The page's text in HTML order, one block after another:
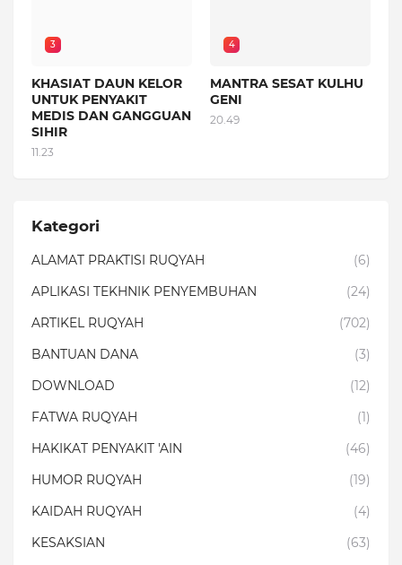
3
KHASIAT DAUN KELOR
UNTUK PENYAKIT
MEDIS DAN GANGGUAN
SIHIR
11.23
4
MANTRA SESAT KULHU
GENI
20.49
Kategori
ALAMAT PRAKTISI RUQYAH
(6)
APLIKASI TEKHNIK PENYEMBUHAN
(24)
ARTIKEL RUQYAH
(702)
BANTUAN DANA
(3)
DOWNLOAD
(12)
FATWA RUQYAH
(1)
HAKIKAT PENYAKIT 'AIN
(46)
HUMOR RUQYAH
(19)
KAIDAH RUQYAH
(4)
KESAKSIAN
(63)